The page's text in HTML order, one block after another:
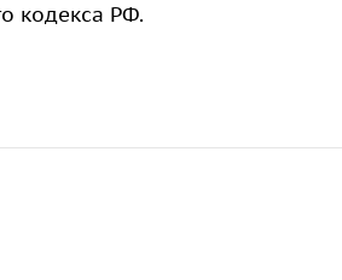
кодекса РФ.